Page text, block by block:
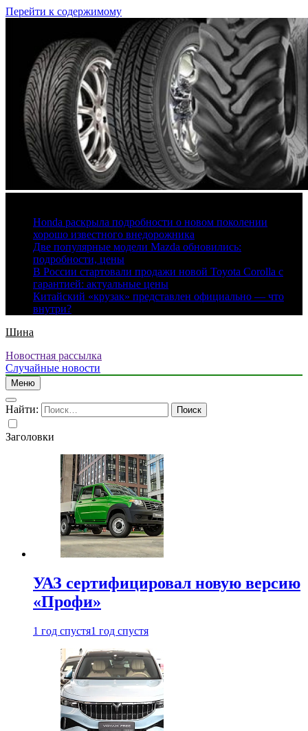
Перейти к содержимому
Honda раскрыла подробности о новом поколении
хорошо известного внедорожника
Две популярные модели Mazda обновились:
подробности, цены
В России стартовали продажи новой Toyota Corolla с
гарантией: актуальные цены
Китайский «крузак» представлен официально — что
внутри?
Шина
Новостная рассылка
Случайные новости
Меню
Найти:
Заголовки
УАЗ сертифицировал новую версию
«Профи»
1 год спустя1 год спустя